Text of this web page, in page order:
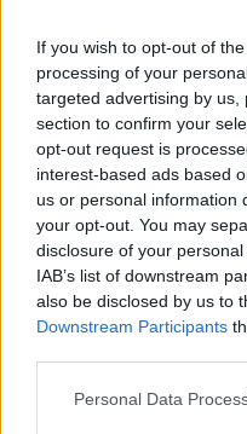
If you wish to opt-out of
processing of your
targeted advertising by
section to confirm your
opt-out request is
interest-based ads based
us or personal information
your opt-out. You may
disclosure of your
IAB’s list of downstream
also be disclosed by us to
Downstream Participants
Personal Data
Otras
DELEGACIONES:
CASINTRA
Calle Vic s/n .
Llagosta
Teléfono: 934